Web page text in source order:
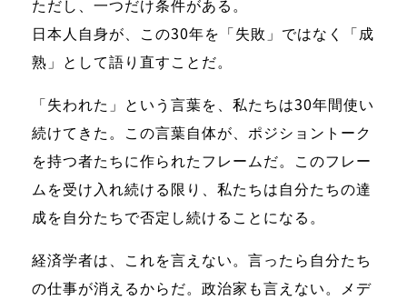
日本人自身が、この30年を「失敗」ではなく「成
熟」として語り直すことだ。
「失われた」という言葉を、私たちは30年間使い
続けてきた。この言葉自体が、ポジショントーク
を持つ者たちに作られたフレームだ。このフレー
ムを受け入れ続ける限り、私たちは自分たちの達
成を自分たちで否定し続けることになる。
経済学者は、これを言えない。言ったら自分たち
の仕事が消えるからだ。政治家も言えない。メデ